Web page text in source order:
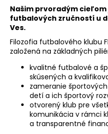
Našim prvoradým
futbalových zručností u
Ves.
Filozofia futbalového klubu
založená na základných
kvalitné futbalové a
skúsených a
zameranie
detí a ich športový
otvorený klub pre
komunikácia v rámci
a transparentné
O
d
p
o
r